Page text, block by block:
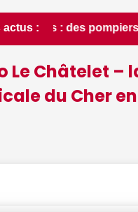
actus : Cher et
Le Châtelet –
du Cher